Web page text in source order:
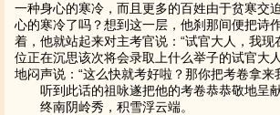
一种身心的寒冷，而且更多的百姓由于贫寒交
心的寒冷了吗？想到这一层，他刹那间便把诗
着，他就站起来对主考官说：“试官大人，我现
位正在沉思该次将会录取上什么举子的试官大
地闷声说：“这么快就考好啦？那你把考卷拿来
听到此话的祖咏遂把他的考卷恭恭敬地呈献
终南阴岭秀，积雪浮云端。